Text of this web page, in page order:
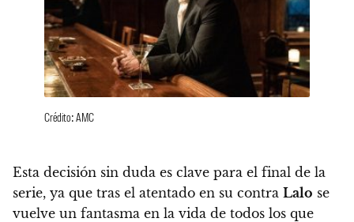
Crédito: AMC
Esta decisión sin duda es clave para el final de la
serie, ya que tras el atentado en su contra Lalo se
vuelve un fantasma en la vida de todos los que